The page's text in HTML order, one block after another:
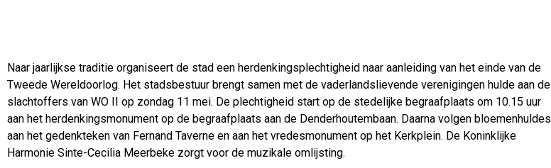
Naar jaarlijkse traditie organiseert de stad een herdenkingsplechtigheid naar aanleiding van het einde van de
Tweede Wereldoorlog. Het stadsbestuur brengt samen met de vaderlandslievende verenigingen hulde aan de
slachtoffers van WO II op zondag 11 mei. De plechtigheid start op de stedelijke begraafplaats om 10.15 uur
aan het herdenkingsmonument op de begraafplaats aan de Denderhoutembaan. Daarna volgen bloemenhuldes
aan het gedenkteken van Fernand Taverne en aan het vredesmonument op het Kerkplein. De Koninklijke
Harmonie Sinte-Cecilia Meerbeke zorgt voor de muzikale omlijsting.